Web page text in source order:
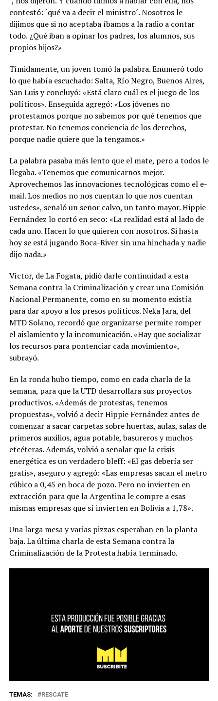
contestó: ´qué va a decir el ministro´. Nosotros le
dijimos que si no aceptaba íbamos a la radio a contar
todo. ¿Qué iban a opinar los padres, los alumnos, sus
propios hijos?»
Tímidamente, un joven tomó la palabra. Enumeró todo
lo que había escuchado: Salta, Río Negro, Buenos Aires,
San Luis y concluyó: «Está claro cuál es el juego de los
políticos». Enseguida agregó: «Los jóvenes no
protestamos porque no sabemos por qué tenemos que
protestar. No tenemos conciencia de los derechos,
porque nadie quiere que la tengamos.»
La palabra pasaba más lento que el mate, pero a todos le
llegaba. «Tenemos que comunicarnos mejor.
Aprovechemos las innovaciones tecnológicas como el e-
mail. Los medios no nos cuentan lo que nos cuentan
ustedes», señaló un señor calvo, un tanto mayor. Hippie
Fernández lo cortó en seco: «La realidad está al lado de
cada uno. Hacen lo que quieren con nosotros. Si hasta
hoy se está jugando Boca-River sin una hinchada y nadie
dijo nada.»
Víctor, de La Fogata, pidió darle continuidad a esta
Semana contra la Criminalización y crear una Comisión
Nacional Permanente, como en su momento existía
para dar apoyo a los presos políticos. Neka Jara, del
MTD Solano, recordó que organizarse permite romper
el aislamiento y la incomunicación. «Hay que socializar
los recursos para pontenciar cada movimiento»,
subrayó.
En la ronda hubo tiempo, como en cada charla de la
semana, para que la UTD desarrollara sus proyectos
productivos. «Además de protestas, tenemos
propuestas», volvió a decir Hippie Fernández antes de
comenzar a sacar carpetas sobre huertas, aulas, salas de
primeros auxilios, agua potable, basureros y muchos
etcéteras. Además, volvió a señalar que la crisis
energética es un verdadero bleff: «El gas debería ser
gratis», aseguro y agregó: «Las empresas sacan el metro
cúbico a 0,45 en boca de pozo. Pero no invierten en
extracción para que la Argentina le compre a esas
mismas empresas que sí invierten en Bolivia a 1,78».
Una larga mesa y varias pizzas esperaban en la planta
baja. La última charla de esta Semana contra la
Criminalización de la Protesta había terminado.
TEMAS: RESCATE